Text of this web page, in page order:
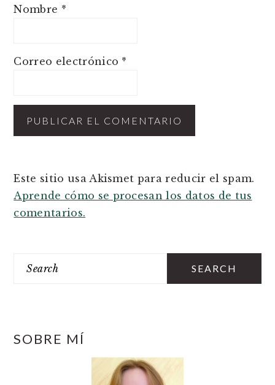
Nombre *
Correo electrónico *
Este sitio usa Akismet para reducir el spam.
Aprende cómo se procesan los datos de tus
comentarios.
SOBRE MÍ